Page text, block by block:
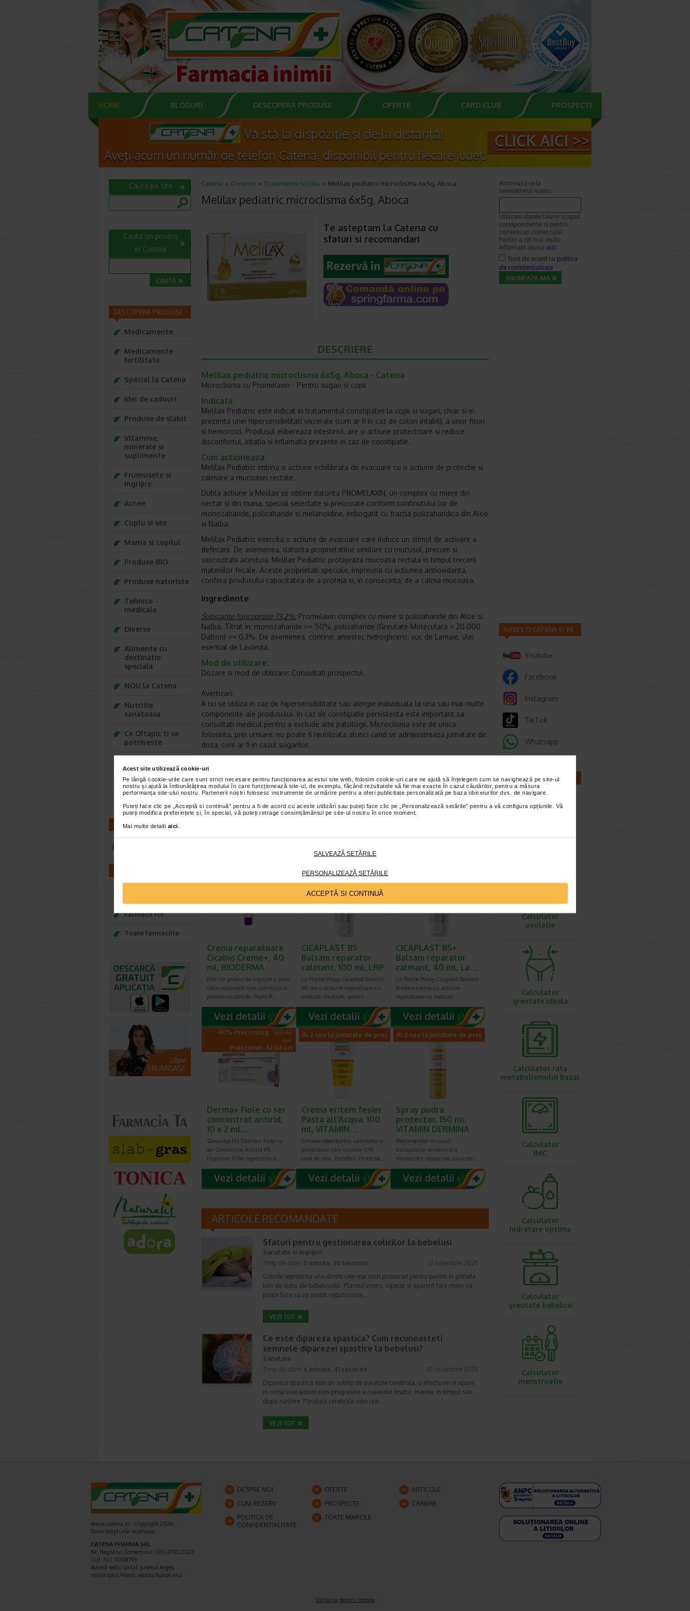
Acest site utilizează cookie-uri
Pe lângă cookie-urile care sunt strict necesare pentru funcționarea acestui site web, folosim cookie-uri care ne ajută să înțelegem cum se navighează pe site-ul
nostru și ajută la îmbunătățirea modului în care funcționează site-ul, de exemplu, făcând rezultatele să fie mai exacte în cazul căutărilor, pentru a măsura
performanța site-ului nostru. Partenerii noștri folosesc instrumente de urmărire pentru a oferi publicitate personalizată pe baza obiceiurilor dvs. de navigare.
Puteți face clic pe „Acceptă si continuă” pentru a fi de acord cu aceste utilizări sau puteți face clic pe „Personalizează setările” pentru a vă configura opțiunile. Vă
puteți modifica preferințele și, în special, vă puteți retrage consimțământul pe site-ul nostru în orice moment.
Mai multe detalii aici
SALVEAZĂ SETĂRILE
PERSONALIZEAZĂ SETĂRILE
ACCEPTĂ SI CONTINUĂ
HOME BLOGURI DESCOPERA PRODUSE OFERTE CARD CLUB PROSPECTE
Catena Diverse Tratamente locale Melilax pediatric microclisma 6x5g, Aboca
Melilax pediatric microclisma 6x5g, Aboca
Te asteptam la Catena cu
sfaturi si recomandari
DESCRIERE
Melilax pediatric microclisma 6x5g, Aboca - Catena
Microclisma cu Promelaxin - Pentru sugari si copii
Indicatii:
Melilax Pediatric este indicat in tratamentul constipatiei la copii si sugari, chiar si in
prezenta unei hipersensibilitati viscerale (cum ar fi in caz de colon iritabil), a unor fisuri
si hemoroizi. Produsul elibereaza intestinul, are o actiune protectoare si reduce
disconfortul, iritatia si inflamatia prezente in caz de constipatie.
Cum actioneaza:
Melilax Pediatric imbina o actiune echilibrata de evacuare cu o actiune de protectie si
calmare a mucoasei rectale.
Dubla actiune a Melilax se obtine datorita PROMELAXIN, un complex cu miere din
nectar si din mana, special selectate si prelucrate conform continutului lor de
monozaharide, polizaharide si melanoidine, imbogatit cu fractia polizaharidica din Aloe
si Nalba.
Melilax Pediatric exercita o actiune de evacuare care induce un stimul de activare a
defecarii. De asemenea, datorita proprietatilor similare cu mucusul, precum si
vascozitatii acestuia, Melilax Pediatric protejeaza mucoasa rectala in timpul trecerii
materiilor fecale. Aceste proprietati speciale, impreuna cu actiunea antioxidanta,
confera produsului capacitatea de a proteja si, in consecinta, de a calma mucoasa.
Ingrediente
Substante functionale 73,2%:Promelaxin complex cu miere si polizaharide din Aloe si
Nalba. Titrat in: monozaharide >= 50%, polizaharide (Greutate Moleculara > 20.000
Dalton) >= 0,3%. De asemenea, contine: amestec hidrogliceric, suc de Lamaie, ulei
esential de Lavanda.
Mod de utilizare:
Dozare si mod de utilizare: Consultati prospectul.
Avertizari:
A nu se utiliza in caz de hipersensibilitate sau alergie individuala la una sau mai multe
componente ale produsului. In caz de constipatie persistenta este important sa
consultati medicul pentru a exclude alte patologii. Microclisma este de unica
folosinta, prin urmare, nu poate fi reutilizata atunci cand se administreaza jumatate de
doza, cum ar fi in cazul sugarilor.
Forma de prezentare: 6 Microclisme de unica folosinta, cu capac canula, de 5 g fiecare
Brand: ABOCA
VEZI PRODUSE DIN ACEEASI CATEGORIE
Crema reparatoare
Cicabio Creme+, 40
ml, BIODERMA
Este un produs de ingrijire a pielii
ultra-reparator care calmeaza si
previne cicatricile. Poate fi…
-15% Preț întreg: 95.70 Lei
Preț redus: 81.35 Lei
CICAPLAST B5
Balsam reparator
calmant, 100 ml, LRP
La Roche Posay Cicaplast Balsam
B5 are o actiune reparatoare cu
indicatii multiple, pentru…
CICAPLAST B5+
Balsam reparator
calmant, 40 ml, La…
La Roche Posay Cicaplast Balsam
B este o crema cu actiune
reparatoare cu indicatii…
-40% Preț întreg: 103,40
Lei
Preț redus: 62.04 Lei
Derma+ Fiole cu ser
concentrat antirid,
10 x 2 ml…
Gerovital H3 Derma+ Fiole cu
ser Concentrat Antirid 6%
Hyaluron Filler reprezinta o…
Al 2-lea la jumătate de preț
Crema eritem fesier
Pasta all’Acqua, 100
ml, VITAMIN…
Emulsie absorbanta, calmanta si
protectoare care contine 10%
oxid de zinc. Beneficii: Protectie…
Al 2-lea la jumătate de preț
Spray pudra
protector, 150 ml,
VITAMIN DERMINA
Recomandat in cazul
transpiratiei excesive si a
mirosurilor neplacute, cauzate…
ARTICOLE RECOMANDATE
Sfaturi pentru gestionarea colicilor la bebelusi
Sanatate si ingrijire
Timp de citire: 5 minute, 30 secunde
17 noiembrie 2025
Colicile reprezinta una dintre cele mai mari provocari pentru parinti in primele
luni de viata ale bebelusului. Plansul intens, repetat si aparent fara motiv va
poate face sa va simtiti neputinciosi,…
Ce este dipareza spastica? Cum recunoasteti
semnele diparezei spastice la bebelusi?
Sanatate
Timp de citire: 6 minute, 41 secunde
10 octombrie 2025
Dipareza spastica este un subtip de paralizie cerebrala, o afectiune ce apare
in urma unei leziuni non-progresive a creierului imatur, inainte, in timpul sau
dupa nastere. Paralizia cerebrala este cea…
Cauta pe site
Cauta un produs
in Catena
DESCOPERA PRODUSE
Medicamente
Medicamente
fertilitate
Special la Catena
Idei de cadouri
Produse de slabit
Vitamine,
minerale si
suplimente
Frumusete si
ingrijire
Acnee
Cuplu si sex
Mama si copilul
Produse BIO
Produse naturiste
Tehnico -
medicale
Diverse
Alimente cu
destinatie
speciala
NOU la Catena
Nutritie
sanatoasa
Ce Oftapic ti se
potriveste
din prima clipa
Seturi cadou
Baylis&Harding
CONTACT
Farmacii FIV
Toate farmaciile
Aboneaza-te la
newsletterul nostru
Utilizam datele tale in scopul
corespondentei si pentru
comunicari comerciale.
Pentru a citi mai multe
informatii apasa aici.
Sunt de acord cu politica
de confidentialitate
GASESTI CATENA SI PE
Youtube
Facebook
Instagram
TikTok
Whatsapp
CALCULATOARE
Calculator
ovulatie
Calculator
greutate ideala
Calculator rata
metabolismului bazal
Calculator
IMC
Calculator
hidratare optima
Calculator
greutate bebelusi
Calculator
menstruatie
www.catena.ro - copyright 2026,
Toate drepturile rezervate
CATENA PHARMA SRL
Nr. Registrul Comerţului: J03/2710/2023
CUI: RO 3008793
Adresă sediu social: judetul Argeş,
municipiul Piteşti, strada Banat nr.2
DESPRE NOI OFERTE
ARTICOLE
CUM REZERV
PROSPECTE
CARIERE
POLITICA DE
CONFIDENTIALITATE
TOATE MARCILE
Varianta pentru mobile